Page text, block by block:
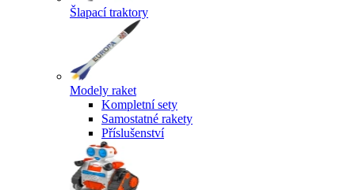
Šlapací traktory
Modely raket
Kompletní sety
Samostatné rakety
Příslušenství